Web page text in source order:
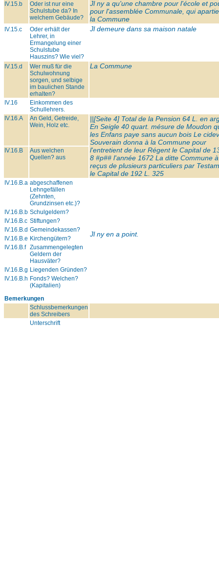
IV.15.b
Oder ist nur eine
Schulstube da? In
welchem Gebäude?
Jl ny a qu'une chambre pour l'école et
pour l'assemblée Communale, qui
la Commune
IV.15.c
Oder erhält der
Lehrer, in
Ermangelung einer
Schulstube
Hauszins? Wie viel?
Jl demeure dans sa maison natale
IV.15.d
Wer muß für die
Schulwohnung
sorgen, und selbige
im baulichen Stande
erhalten?
La Commune
IV.16
Einkommen des
Schullehrers.
IV.16.A
An Geld, Getreide,
Wein, Holz etc.
||[Seite 4] Total de la Pension 64 L. en
En Seigle 40 quart. mésure de Moudon
les Enfans paye sans aucun bois Le
Souverain donna à la Commune pour
l'entretient de leur Régent le Capital de
8 #p## l'année 1672 La ditte Commune à
reçus de plusieurs particuliers par
le Capital de 192 L. 325
IV.16.B
Aus welchen
Quellen? aus
IV.16.B.a abgeschaffenen
Lehngefällen
(Zehnten,
Grundzinsen etc.)?
Jl ny en a point.
IV.16.B.b Schulgeldern?
IV.16.B.c Stiftungen?
IV.16.B.d Gemeindekassen?
IV.16.B.e Kirchengütern?
IV.16.B.f Zusammengelegten
Geldern der
Hausväter?
IV.16.B.g Liegenden Gründen?
IV.16.B.h Fonds? Welchen?
(Kapitalien)
Bemerkungen
Schlussbemerkungen
des Schreibers
Unterschrift